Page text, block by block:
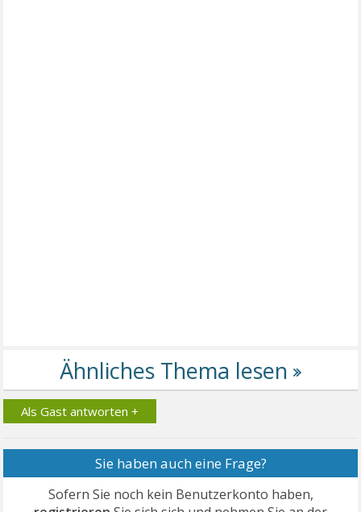
Als Gast antworten +
Sie haben auch eine Frage?
Sofern Sie noch kein Benutzerkonto haben,